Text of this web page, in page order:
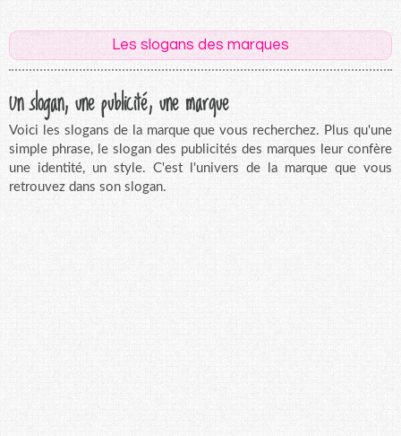
Les slogans des marques
Un slogan, une publicité, une marque
Voici les slogans de la marque que vous recherchez. Plus qu'une
simple phrase, le slogan des publicités des marques leur confère
une identité, un style. C'est l'univers de la marque que vous
retrouvez dans son slogan.